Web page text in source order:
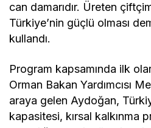
can damarıdır. Üreten
Türkiye’nin güçlü olması
kullandı.
Program kapsamında ilk
Orman Bakan Yardımcısı
araya gelen Aydoğan,
kapasitesi, kırsal kalkınma